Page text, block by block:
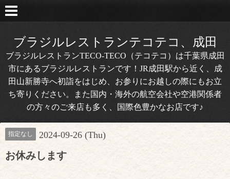
ブラジルレストランテコテコ、成田
ブラジルレストランTECO-TECO（テコテコ）は千葉県成田
市にあるブラジルレストランです！JR成田駅から近く、成
田山新勝寺へ初詣をはじめ、お参りにお越しの際にもお立
ち寄りください。また国内・海外の航空会社や空港関係者
の方々のご来店も多く、国際色豊かなお店です♪
指定なし 2024-09-26 (Thu)
お休みします